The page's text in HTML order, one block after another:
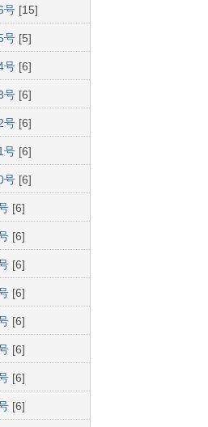
号 [15]
号 [5]
号 [6]
号 [6]
号 [6]
号 [6]
号 [6]
[6]
[6]
[6]
[6]
[6]
[6]
[6]
[6]